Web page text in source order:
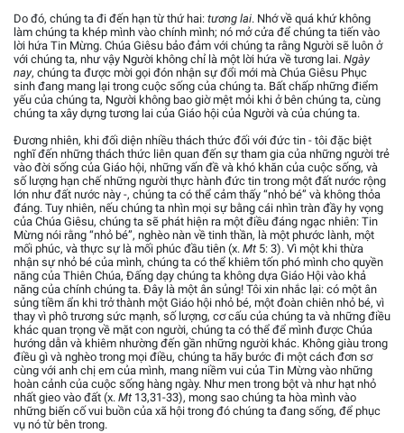
Do đó, chúng ta đi đến hạn từ thứ hai: tương lai. Nhớ về quá khứ không
làm chúng ta khép mình vào chính mình; nó mở cửa để chúng ta tiến vào
lời hứa Tin Mừng. Chúa Giêsu bảo đảm với chúng ta rằng Người sẽ luôn ở
với chúng ta, như vậy Người không chỉ là một lời hứa về tương lai. Ngày
nay, chúng ta được mời gọi đón nhận sự đổi mới mà Chúa Giêsu Phục
sinh đang mang lại trong cuộc sống của chúng ta. Bất chấp những điểm
yếu của chúng ta, Người không bao giờ mệt mỏi khi ở bên chúng ta, cùng
chúng ta xây dựng tương lai của Giáo hội của Người và của chúng ta.
Đương nhiên, khi đối diện nhiều thách thức đối với đức tin - tôi đặc biệt
nghĩ đến những thách thức liên quan đến sự tham gia của những người trẻ
vào đời sống của Giáo hội, những vấn đề và khó khăn của cuộc sống, và
số lượng hạn chế những người thực hành đức tin trong một đất nước rộng
lớn như đất nước này -, chúng ta có thể cảm thấy “nhỏ bé” và không thỏa
đáng. Tuy nhiên, nếu chúng ta nhìn mọi sự bằng cái nhìn tràn đầy hy vọng
của Chúa Giêsu, chúng ta sẽ phát hiện ra một điều đáng ngạc nhiên: Tin
Mừng nói rằng “nhỏ bé”, nghèo nàn về tinh thần, là một phước lành, một
mối phúc, và thực sự là mối phúc đầu tiên (x. Mt 5: 3). Vì một khi thừa
nhận sự nhỏ bé của mình, chúng ta có thể khiêm tốn phó mình cho quyền
năng của Thiên Chúa, Đấng dạy chúng ta không dựa Giáo Hội vào khả
năng của chính chúng ta. Đây là một ân sủng! Tôi xin nhắc lại: có một ân
sủng tiềm ẩn khi trở thành một Giáo hội nhỏ bé, một đoàn chiên nhỏ bé, vì
thay vì phô trương sức mạnh, số lượng, cơ cấu của chúng ta và những điều
khác quan trọng về mặt con người, chúng ta có thể để mình được Chúa
hướng dẫn và khiêm nhường đến gần những người khác. Không giàu trong
điều gì và nghèo trong mọi điều, chúng ta hãy bước đi một cách đơn sơ
cùng với anh chị em của mình, mang niềm vui của Tin Mừng vào những
hoàn cảnh của cuộc sống hàng ngày. Như men trong bột và như hạt nhỏ
nhất gieo vào đất (x. Mt 13,31-33), mong sao chúng ta hòa mình vào
những biến cố vui buồn của xã hội trong đó chúng ta đang sống, để phục
vụ nó từ bên trong.